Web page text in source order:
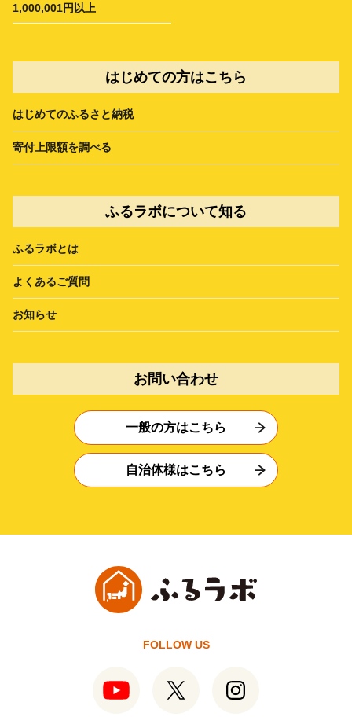
1,000,001円以上
はじめての方はこちら
はじめてのふるさと納税
寄付上限額を調べる
ふるラボについて知る
ふるラボとは
よくあるご質問
お知らせ
お問い合わせ
一般の方はこちら
自治体様はこちら
FOLLOW US